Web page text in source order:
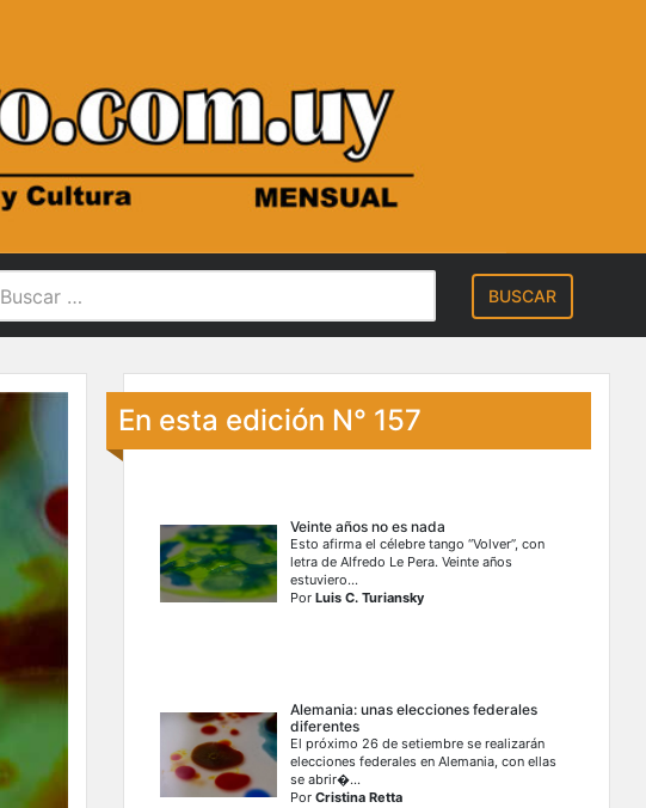
En esta edición N° 157
Veinte años no es nada
Esto afirma el célebre tango “Volver”, con
letra de Alfredo Le Pera. Veinte años
estuviero...
PorLuis C. Turiansky
Alemania: unas elecciones federales
diferentes
El próximo 26 de setiembre se realizarán
elecciones federales en Alemania, con ellas
se abrir�...
PorCristina Retta